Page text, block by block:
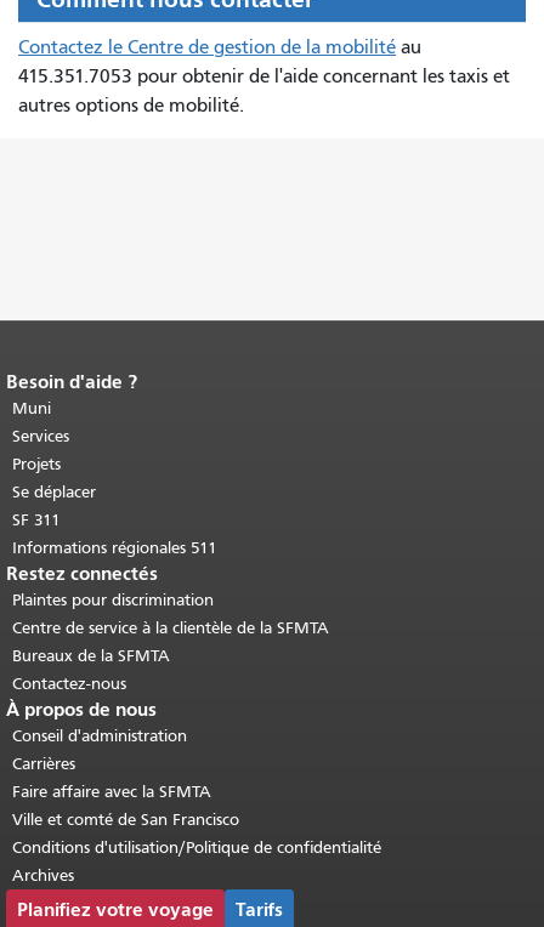
Contactez le Centre de gestion de la mobilité au
415.351.7053 pour obtenir de l'aide concernant les taxis et
autres options de mobilité.
Fin du contenu de la page.
cette page se répète sur chaque page.
Retour au haut du contenu principal
Besoin d'aide ?
Muni
Services
Projets
Se déplacer
SF 311
Informations régionales 511
Restez connectés
Plaintes pour discrimination
Centre de service à la clientèle de la SFMTA
Bureaux de la SFMTA
Contactez-nous
À propos de nous
Conseil d'administration
Carrières
Faire affaire avec la SFMTA
Ville et comté de San Francisco
Conditions d'utilisation/Politique de confidentialité
Archives
Planifiez votre voyage Tarifs